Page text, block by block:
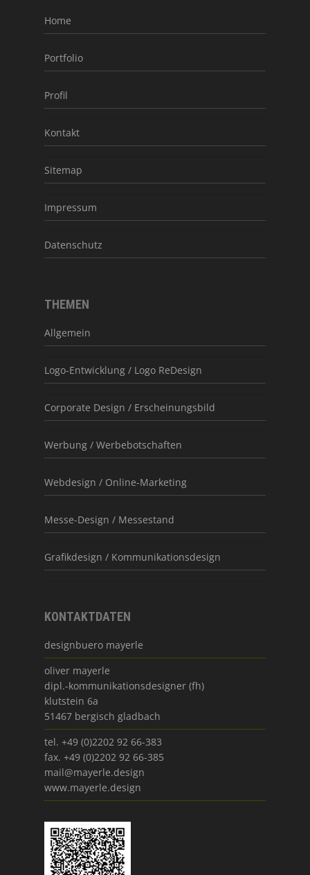
Home
Portfolio
Profil
Kontakt
Sitemap
Impressum
Datenschutz
THEMEN
Allgemein
Logo-Entwicklung / Logo ReDesign
Corporate Design / Erscheinungsbild
Werbung / Werbebotschaften
Webdesign / Online-Marketing
Messe-Design / Messestand
Grafikdesign / Kommunikationsdesign
KONTAKTDATEN
designbuero mayerle
oliver mayerle
dipl.-kommunikationsdesigner (fh)
klutstein 6a
51467 bergisch gladbach
tel. +49 (0)2202 92 66-383
fax. +49 (0)2202 92 66-385
mail@mayerle.design
www.mayerle.design